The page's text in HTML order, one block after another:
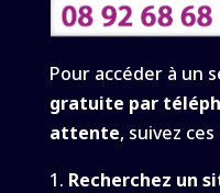
Pour accéder à un
gratuite par
attente, suivez
Recherchez un